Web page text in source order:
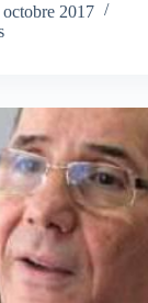
octobre 2017